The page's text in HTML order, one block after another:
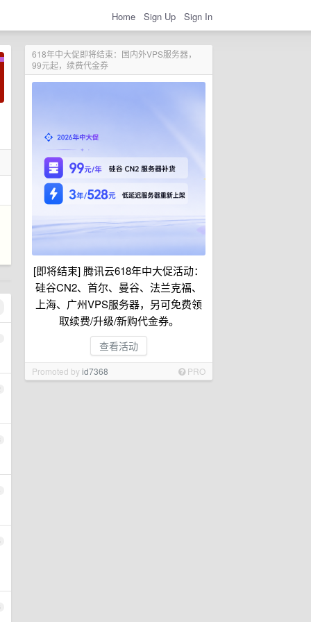
Home Sign Up Sign In
618年中大促即将结束：国内外VPS服务器，
99元起，续费代金券
[即将结束] 腾讯云618年中大促活动：
硅谷CN2、首尔、曼谷、法兰克福、
上海、广州VPS服务器，另可免费领
取续费/升级/新购代金券。
查看活动
Promoted byid7368 PRO